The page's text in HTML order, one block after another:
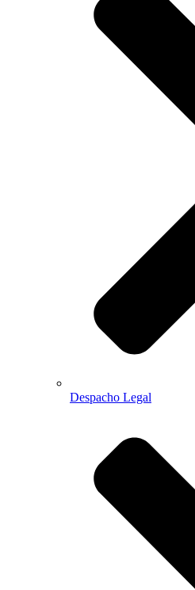
Despacho Legal